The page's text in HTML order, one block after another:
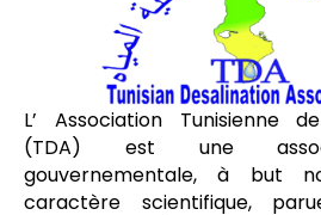
L’ Association Tunisienne
(TDA) est une
gouvernementale, à but
caractère scientifique,